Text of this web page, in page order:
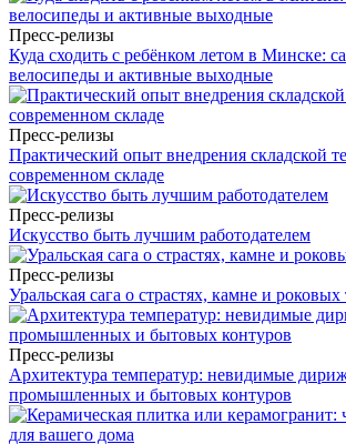
Пресс-релизы
Куда сходить с ребёнком летом в Минске:
велосипеды и активные выходные
Пресс-релизы
Практический опыт внедрения складской
современном складе
Пресс-релизы
Искусство быть лучшим работодателем
Пресс-релизы
Уральская сага о страстях, камне и роковых
Пресс-релизы
Архитектура температур: невидимые
промышленных и бытовых контуров